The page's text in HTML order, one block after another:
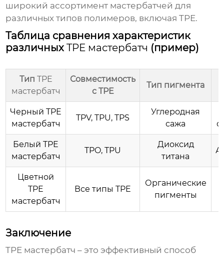
широкий ассортимент мастербатчей для
различных типов полимеров, включая TPE.
Таблица сравнения характеристик
различныхTPE мастербатч (пример)
Тип TPE
мастербатч
Совместимость
с TPE
Тип пигмента
ЧерныйTPE
мастербатч
TPV, TPU, TPS
Углеродная
сажа
БелыйTPE
мастербатч
TPO, TPU
Диоксид
титана
Цветной
TPE
мастербатч
Все типы TPE
Органические
пигменты
Заключение
TPE мастербатч – это эффективный способ